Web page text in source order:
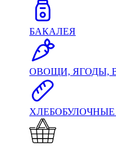
БАКАЛЕЯ
ОВОЩИ, ЯГОДЫ,